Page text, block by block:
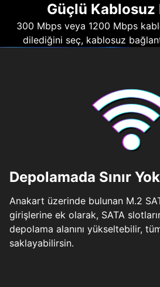
Güçlü Kablosuz
300 Mbps veya 1200 Mbps
dilediğini seç, kablosuz
Depolamada Sınır Yok
Anakart üzerinde bulunan M.2
girişlerine ek olarak, SATA
depolama alanını yükseltebilir,
saklayabilirsin.